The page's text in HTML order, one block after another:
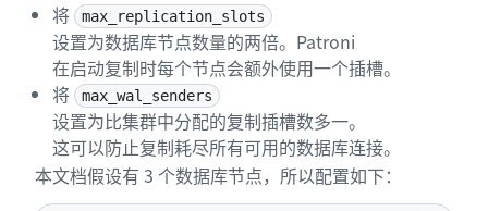
将
max_replication_slots
设置为数据库节点数量的两倍。Patroni
在启动复制时每个节点会额外使用一个插槽。
将
max_wal_senders
设置为比集群中分配的复制插槽数多一。
这可以防止复制耗尽所有可用的数据库连接。
本文档假设有 3 个数据库节点，所以配置如下：